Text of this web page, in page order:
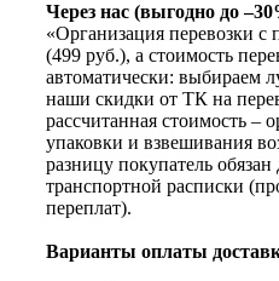
Через нас (выгодно до
«Организация перевозки
(499 руб.), а стоимость
автоматически: выбираем
наши скидки от ТК на
рассчитанная стоимость –
упаковки и взвешивания
разницу покупатель
транспортной расписки
переплат).
Варианты оплаты